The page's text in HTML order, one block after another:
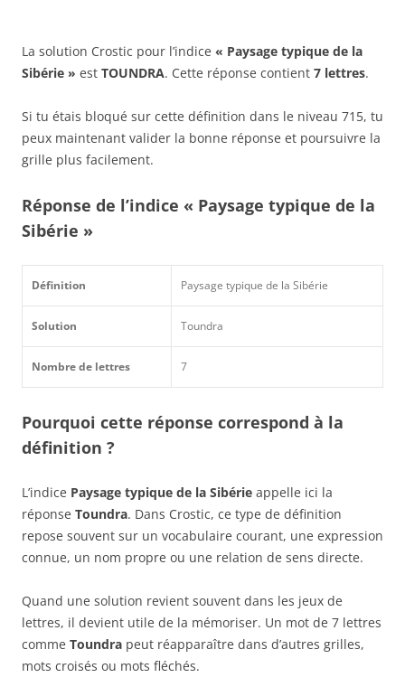
La solution Crostic pour l’indice « Paysage typique de la
Sibérie » est TOUNDRA. Cette réponse contient 7 lettres.
Si tu étais bloqué sur cette définition dans le niveau 715, tu
peux maintenant valider la bonne réponse et poursuivre la
grille plus facilement.
Réponse de l’indice « Paysage typique de la
Sibérie »
Définition Paysage typique de la Sibérie
Solution Toundra
Nombre de lettres 7
Pourquoi cette réponse correspond à la
définition ?
L’indice Paysage typique de la Sibérie appelle ici la
réponse Toundra. Dans Crostic, ce type de définition
repose souvent sur un vocabulaire courant, une expression
connue, un nom propre ou une relation de sens directe.
Quand une solution revient souvent dans les jeux de
lettres, il devient utile de la mémoriser. Un mot de 7 lettres
comme Toundra peut réapparaître dans d’autres grilles,
mots croisés ou mots fléchés.